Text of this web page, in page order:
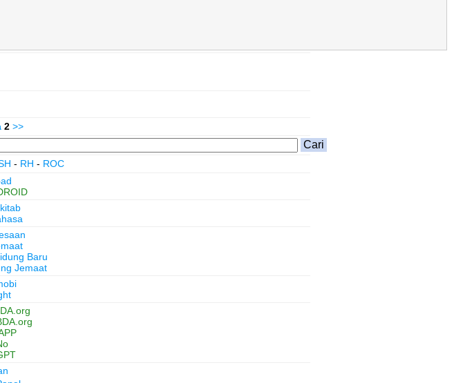
2 >>
- RH - ROC
Baru
Jemaat